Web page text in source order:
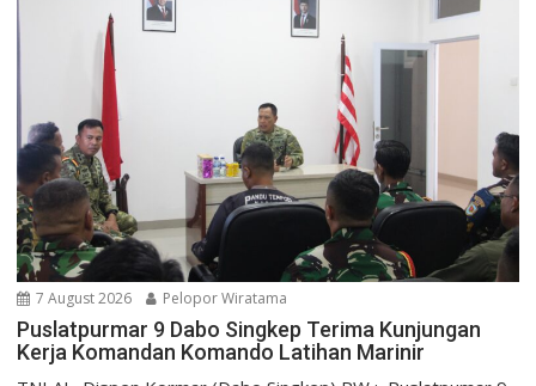
7 August 2026 Pelopor Wiratama
Puslatpurmar 9 Dabo Singkep Terima Kunjungan
Kerja Komandan Komando Latihan Marinir